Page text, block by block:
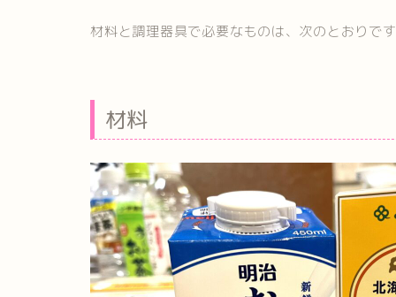
材料と調理器具で必要なものは、次のとおりで
材料